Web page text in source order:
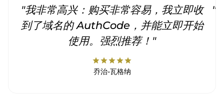
"我非常高兴：购买非常容易，我立即收
到了域名的 AuthCode，并能立即开始
使用。强烈推荐！"
starstarstarstarstar
乔治-瓦格纳
"